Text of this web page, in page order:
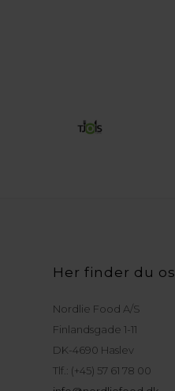
Her finder du os
Nordlie Food A/S
Finlandsgade 1-11
DK-4690 Haslev
Tlf.: (+45) 57 61 78 00